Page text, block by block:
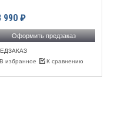
990 ₽
Оформить предзаказ
В избранное
К сравнению